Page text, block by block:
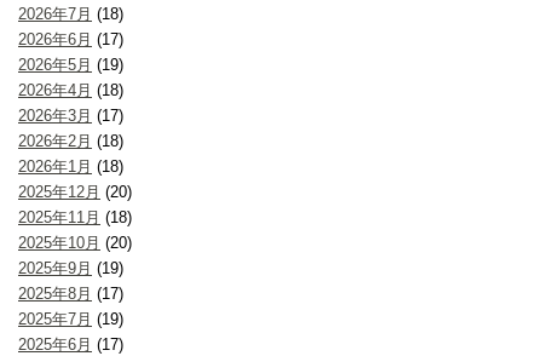
2026年7月 (18)
2026年6月 (17)
2026年5月 (19)
2026年4月 (18)
2026年3月 (17)
2026年2月 (18)
2026年1月 (18)
2025年12月 (20)
2025年11月 (18)
2025年10月 (20)
2025年9月 (19)
2025年8月 (17)
2025年7月 (19)
2025年6月 (17)